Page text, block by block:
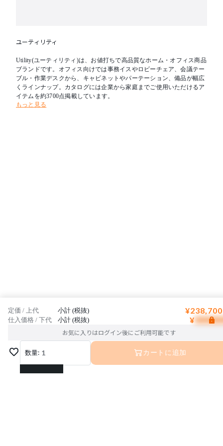
ユーティリティ
Utility(ユーティリティ)は、お値打ちで高品質なホーム・オフィス商品
ブランドです。オフィス向けでは事務イスやロビーチェア、会議テー
ブル・作業デスクから、キャビネットやパーテーション、備品が幅広
くラインナップ。カタログには企業から家庭までご使用いただけるア
イテムを約3700点掲載しています。
もっと見る
定価 / 上代 小計 (税抜)
仕入価格 / 下代 小計 (税抜) ¥
お気に入りはログイン後にご利用可能です
数量: 1
1
カートに追加